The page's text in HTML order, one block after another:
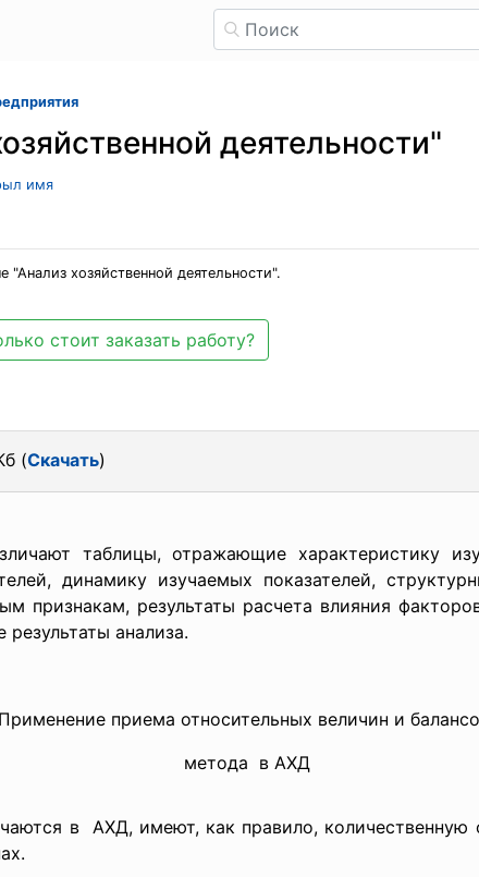
деятельности"
имя
хозяйственной деятельности".
стоит заказать работу?
(Скачать)
таблицы, отражающие характеристику
динамику изучаемых показателей,
признакам, результаты расчета влияния
анализа.
приема относительных величин и
метода в АХД
в АХД, имеют, как правило, количественную